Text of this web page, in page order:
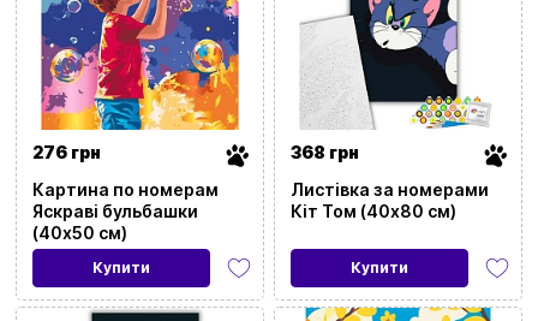
276 грн
Картина по номерам
Яскраві бульбашки
(40х50 см)
Купити
368 грн
Листівка за номерами
Кіт Том (40х80 см)
Купити